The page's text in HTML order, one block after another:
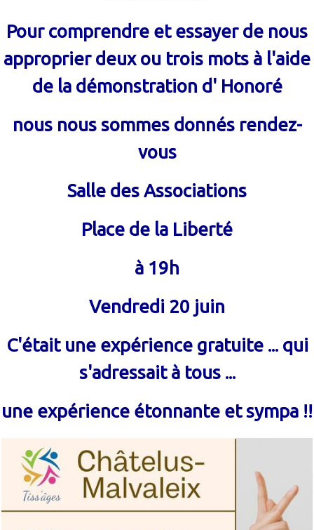
Pour comprendre et essayer de nous
approprier deux ou trois mots à l'aide
de la démonstration d' Honoré
nous nous sommes donnés rendez-
vous
Salle des Associations
Place de la Liberté
à 19h
Vendredi 20 juin
C'était une expérience gratuite ... qui
s'adressait à tous ...
une expérience étonnante et sympa !!